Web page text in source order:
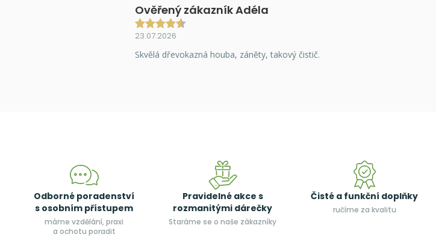
Ověřený zákazník Adéla
23.07.2026
Skvělá dřevokazná houba, záněty, takový čistič.
Odborné poradenství
s osobním přístupem
máme vzdělání, praxi
a ochotu poradit
Pravidelné akce s
rozmanitými dárečky
Staráme se o naše zákazníky
Čisté a funkční doplňky
ručíme za kvalitu